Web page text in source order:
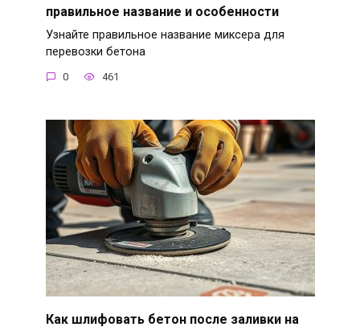
правильное название и особенности
Узнайте правильное название миксера для
перевозки бетона
0 461
Как шлифовать бетон после заливки на